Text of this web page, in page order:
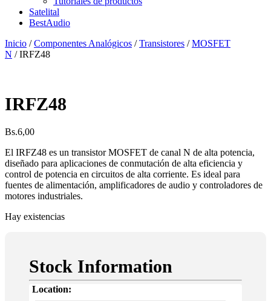
Satelital
BestAudio
Inicio /Componentes Analógicos /Transistores /MOSFET
N / IRFZ48
IRFZ48
Bs.6,00
El IRFZ48 es un transistor MOSFET de canal N de alta potencia,
diseñado para aplicaciones de conmutación de alta eficiencia y
control de potencia en circuitos de alta corriente. Es ideal para
fuentes de alimentación, amplificadores de audio y controladores de
motores industriales.
Hay existencias
Stock Information
Location: